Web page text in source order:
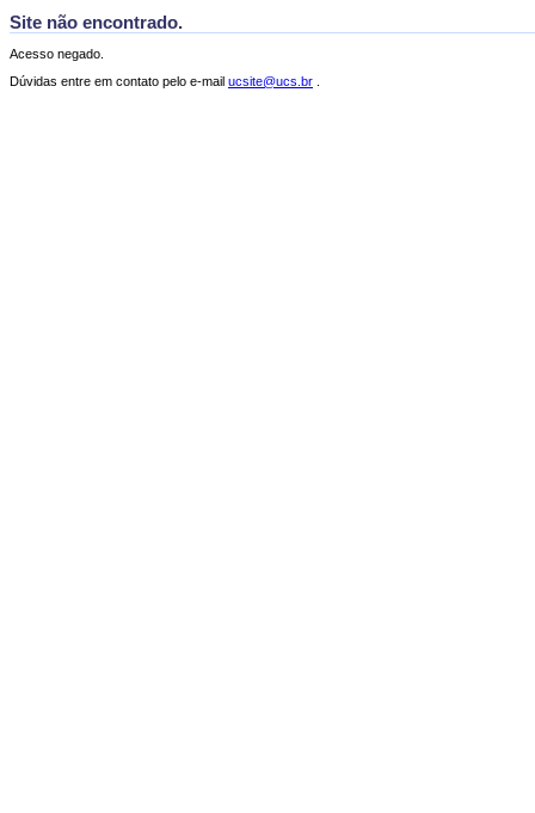
Site não encontrado.
Acesso negado.
Dúvidas entre em contato pelo e-mail ucsite@ucs.br